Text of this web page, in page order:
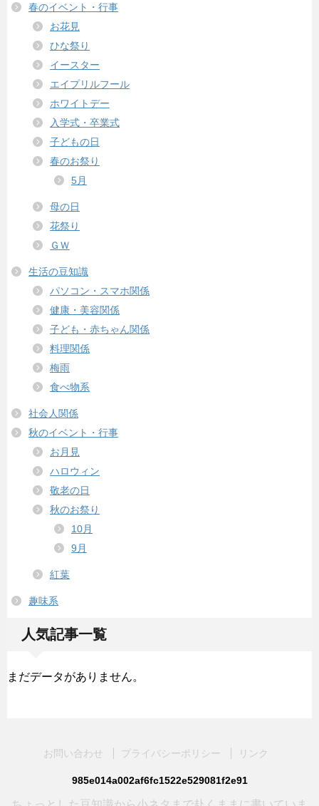
春のイベント・行事
お花見
ひな祭り
イースター
エイプリルフール
ホワイトデー
入学式・卒業式
子どもの日
春のお祭り
5月
母の日
花祭り
ＧＷ
生活の豆知識
パソコン・スマホ関係
健康・美容関係
子ども・赤ちゃん関係
料理関係
梅雨
食べ物系
社会人関係
秋のイベント・行事
お月見
ハロウィン
敬老の日
秋のお祭り
10月
9月
紅葉
趣味系
人気記事一覧
まだデータがありません。
お問い合わせ プライバシーポリシー リンク
985e014a002af6fc1522e529081f2e91